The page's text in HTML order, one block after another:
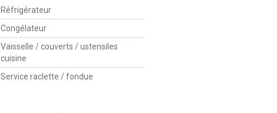
Réfrigérateur
Congélateur
Vaisselle / couverts / ustensiles
cuisine
Service raclette / fondue